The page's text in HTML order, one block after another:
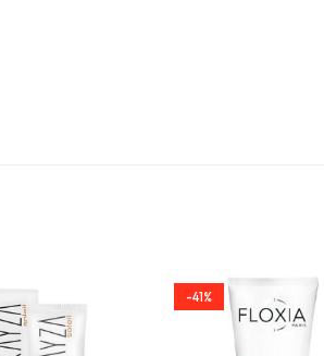
-41%